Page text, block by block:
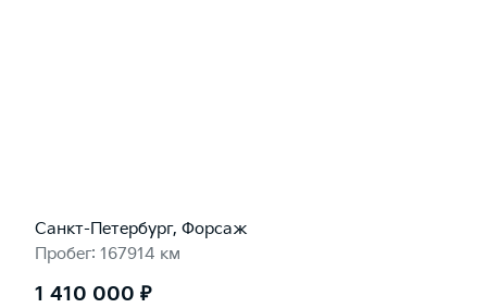
Санкт-Петербург, Форсаж
Пробег: 167914 км
1 410 000 ₽